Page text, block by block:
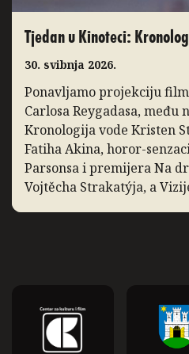
Tjedan u Kinoteci:
30. svibnja 2026.
Ponavljamo projekciju
Carlosa Reygadasa, među
Kronologija vode Kristen
Fatiha Akina, horor-
Parsonsa i premijera Na
Vojtěcha Strakatýja, a